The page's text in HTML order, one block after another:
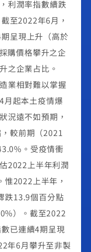
利潤率指數續跌
至2022年6月，
呈現上升（高於
購價格攀升之企
之企業占比。
業相對難以掌握
月起本土疫情爆
況遠不如預期，
較前期（2021
。受疫情衝
2022上半年利潤
2022上半年，
跌13.9個百分點
）。截至2022
已連續4期呈現
年6月攀升至非製